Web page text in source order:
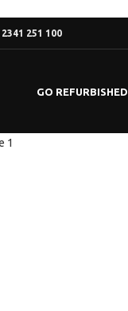
2341 251 100
GO REFURBISHED